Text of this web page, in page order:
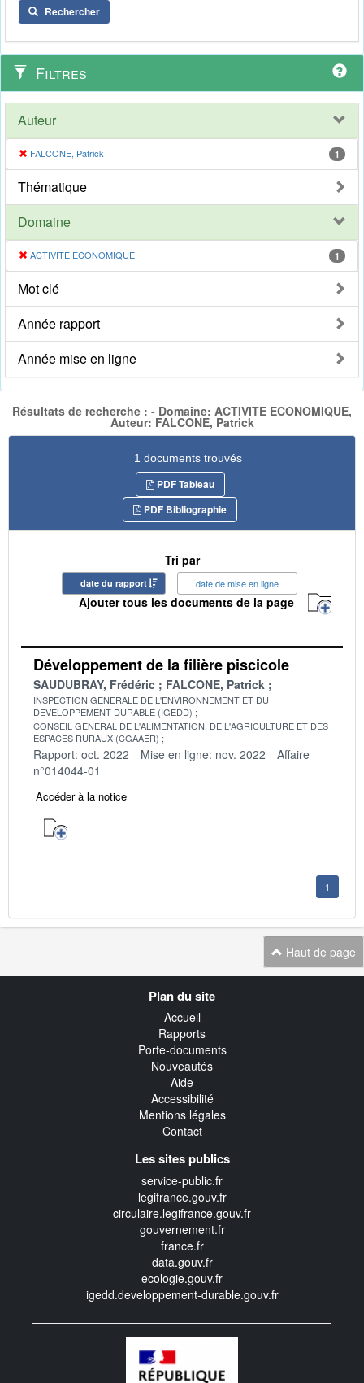
Rechercher
Filtres
Auteur
FALCONE, Patrick 1
Thématique
Domaine
ACTIVITE ECONOMIQUE 1
Mot clé
Année rapport
Année mise en ligne
Résultats de recherche : - Domaine: ACTIVITE ECONOMIQUE,
Auteur: FALCONE, Patrick
1 documents trouvés
PDF Tableau
PDF Bibliographie
Tri par
date du rapport date de mise en ligne
Ajouter tous les documents de la page
Développement de la filière piscicole
SAUDUBRAY, Frédéric FALCONE, Patrick
INSPECTION GENERALE DE L'ENVIRONNEMENT ET DU
DEVELOPPEMENT DURABLE (IGEDD)
CONSEIL GENERAL DE L'ALIMENTATION, DE L'AGRICULTURE ET DES
ESPACES RURAUX (CGAAER)
Rapport: oct. 2022 Mise en ligne: nov. 2022
Affaire
n°014044-01
Accéder à la notice
1
Haut de page
Plan du site
Accueil
Rapports
Porte-documents
Nouveautés
Aide
Accessibilité
Mentions légales
Contact
Les sites publics
service-public.fr
legifrance.gouv.fr
circulaire.legifrance.gouv.fr
gouvernement.fr
france.fr
data.gouv.fr
ecologie.gouv.fr
igedd.developpement-durable.gouv.fr